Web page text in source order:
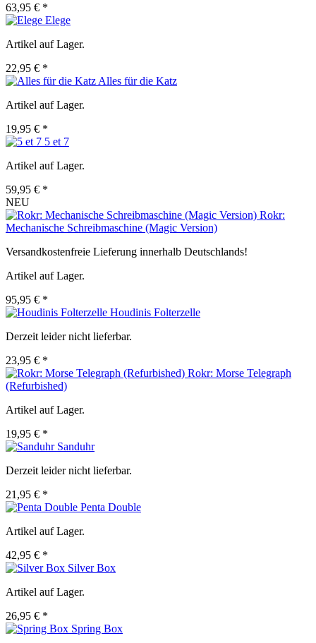
63,95 € *
Elege
Artikel auf Lager.
22,95 € *
Alles für die Katz
Artikel auf Lager.
19,95 € *
5 et 7
Artikel auf Lager.
59,95 € *
NEU
Rokr:
Mechanische Schreibmaschine (Magic Version)
Versandkostenfreie Lieferung innerhalb Deutschlands!
Artikel auf Lager.
95,95 € *
Houdinis Folterzelle
Derzeit leider nicht lieferbar.
23,95 € *
Rokr: Morse Telegraph
(Refurbished)
Artikel auf Lager.
19,95 € *
Sanduhr
Derzeit leider nicht lieferbar.
21,95 € *
Penta Double
Artikel auf Lager.
42,95 € *
Silver Box
Artikel auf Lager.
26,95 € *
Spring Box